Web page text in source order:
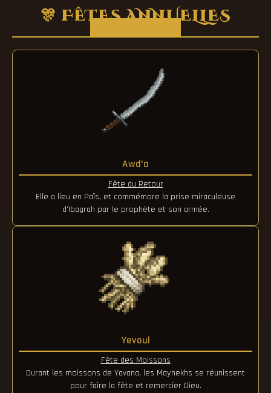
🎊 FÊTES ANNUELLES
Awd'a
Fête du Retour
Elle a lieu en Païs, et commémore la prise miraculeuse
d'Ibagrah par le prophète et son armée.
Yevoul
Fête des Moissons
Durant les moissons de Yavana, les Maynekhs se réunissent
pour faire la fête et remercier Dieu.